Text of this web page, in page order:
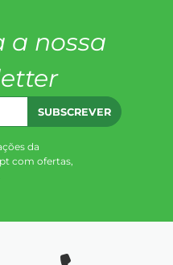
a nossa
SUBSCREVER
da
com ofertas,